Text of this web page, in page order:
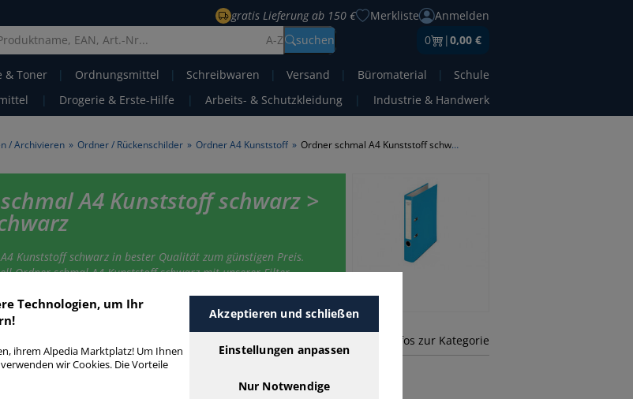
gratis Lieferung ab 150 € Merkliste
Anmelden
A-Z
suchen 0 |0,00 €
& Toner | Ordnungsmittel | Schreibwaren | Versand | Büromaterial |
Schule
| Drogerie & Erste-Hilfe | Arbeits- & Schutzkleidung | Industrie & Handwerk
/ Archivieren » Ordner / Rückenschilder » Ordner A4 Kunststoff » Ordner schmal A4 Kunststoff schwarz
A4 Kunststoff schwarz >
Kunststoff schwarz in bester Qualität zum günstigen Preis.
Ordner schmal A4 Kunststoff schwarz mit unserer Filter-
mehr Infos zur Kategorie
Technologien, um Ihr
ihrem Alpedia Marktplatz! Um Ihnen
wir Cookies. Die Vorteile
Akzeptieren und schließen
Einstellungen anpassen
Nur Notwendige